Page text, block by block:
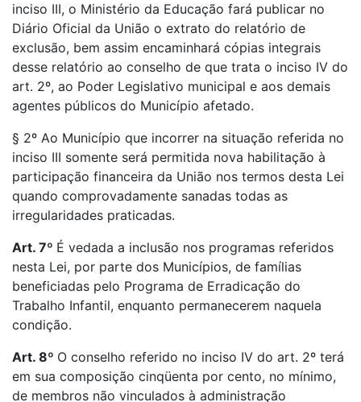
inciso III, o Ministério da Educação fará publicar no
Diário Oficial da União o extrato do relatório de
exclusão, bem assim encaminhará cópias integrais
desse relatório ao conselho de que trata o inciso IV do
art. 2º, ao Poder Legislativo municipal e aos demais
agentes públicos do Município afetado.
§ 2º Ao Município que incorrer na situação referida no
inciso III somente será permitida nova habilitação à
participação financeira da União nos termos desta Lei
quando comprovadamente sanadas todas as
irregularidades praticadas.
Art. 7º É vedada a inclusão nos programas referidos
nesta Lei, por parte dos Municípios, de famílias
beneficiadas pelo Programa de Erradicação do
Trabalho Infantil, enquanto permanecerem naquela
condição.
Art. 8º O conselho referido no inciso IV do art. 2º terá
em sua composição cinqüenta por cento, no mínimo,
de membros não vinculados à administração